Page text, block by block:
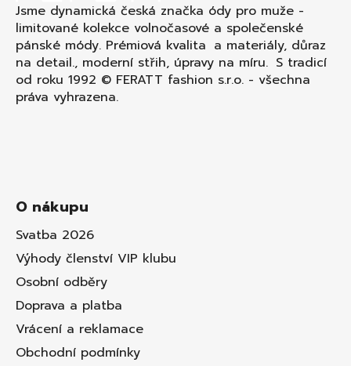
Jsme dynamická česká značka ódy pro muže -
limitované kolekce volnočasové a společenské
pánské módy. Prémiová kvalita a materiály, důraz
na detail., moderní střih, úpravy na míru. S tradicí
od roku 1992 © FERATT fashion s.r.o. - všechna
práva vyhrazena.
O nákupu
Svatba 2026
Výhody členství VIP klubu
Osobní odběry
Doprava a platba
Vrácení a reklamace
Obchodní podmínky